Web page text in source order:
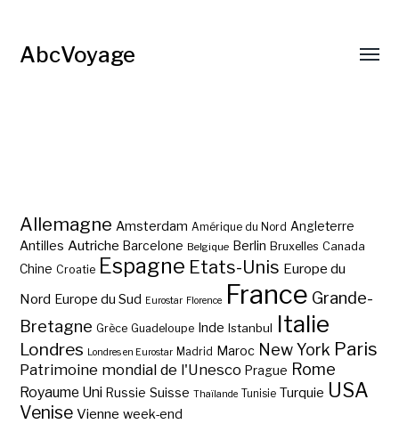
AbcVoyage
Allemagne Amsterdam Amérique du Nord Angleterre
Antilles Autriche Barcelone Belgique Berlin Bruxelles Canada
Chine Croatie Espagne Etats-Unis Europe du
Nord Europe du Sud Eurostar Florence France Grande-
Bretagne Grèce Guadeloupe Inde Istanbul Italie
Londres Londres en Eurostar Madrid Maroc New York Paris
Patrimoine mondial de l'Unesco Prague Rome
Royaume Uni Russie Suisse Thaïlande Tunisie Turquie USA
Venise Vienne week-end